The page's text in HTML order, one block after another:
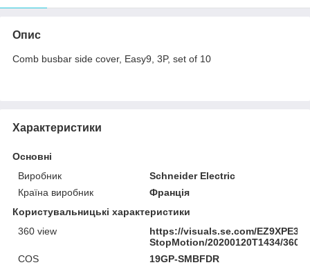
Опис
Comb busbar side cover, Easy9, 3P, set of 10
Характеристики
Основні
Виробник
Schneider Electric
Країна виробник
Франція
Користувальницькі характеристики
360 view
https://visuals.se.com/
StopMotion/20200120T1434/360
COS
19GP-SMBFDR